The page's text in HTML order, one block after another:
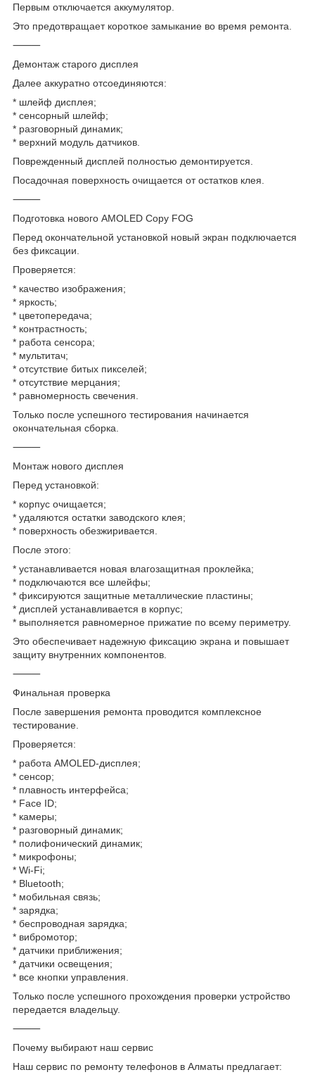
Первым отключается аккумулятор.
Это предотвращает короткое замыкание во время ремонта.
⸻
Демонтаж старого дисплея
Далее аккуратно отсоединяются:
* шлейф дисплея;
* сенсорный шлейф;
* разговорный динамик;
* верхний модуль датчиков.
Поврежденный дисплей полностью демонтируется.
Посадочная поверхность очищается от остатков клея.
⸻
Подготовка нового AMOLED Copy FOG
Перед окончательной установкой новый экран подключается
без фиксации.
Проверяется:
* качество изображения;
* яркость;
* цветопередача;
* контрастность;
* работа сенсора;
* мультитач;
* отсутствие битых пикселей;
* отсутствие мерцания;
* равномерность свечения.
Только после успешного тестирования начинается
окончательная сборка.
⸻
Монтаж нового дисплея
Перед установкой:
* корпус очищается;
* удаляются остатки заводского клея;
* поверхность обезжиривается.
После этого:
* устанавливается новая влагозащитная проклейка;
* подключаются все шлейфы;
* фиксируются защитные металлические пластины;
* дисплей устанавливается в корпус;
* выполняется равномерное прижатие по всему периметру.
Это обеспечивает надежную фиксацию экрана и повышает
защиту внутренних компонентов.
⸻
Финальная проверка
После завершения ремонта проводится комплексное
тестирование.
Проверяется:
* работа AMOLED-дисплея;
* сенсор;
* плавность интерфейса;
* Face ID;
* камеры;
* разговорный динамик;
* полифонический динамик;
* микрофоны;
* Wi-Fi;
* Bluetooth;
* мобильная связь;
* зарядка;
* беспроводная зарядка;
* вибромотор;
* датчики приближения;
* датчики освещения;
* все кнопки управления.
Только после успешного прохождения проверки устройство
передается владельцу.
⸻
Почему выбирают наш сервис
Наш сервис по ремонту телефонов в Алматы предлагает: